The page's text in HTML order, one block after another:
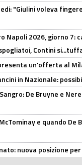
"Giulini voleva
Napoli 2026, giorno
Contini
un'offerta al
in Nazionale:
De Bruyne e
e quando De
nuova posizione